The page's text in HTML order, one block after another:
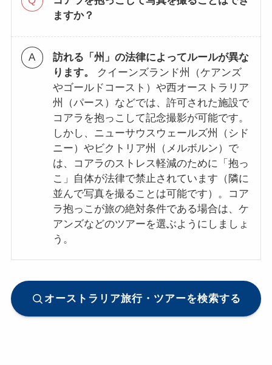
ますか？
訪れる「州」の法律によってルールが異な
ります。
クイーンズランド州（ケアンズ
やゴールドコースト）や西オーストラリア
州（パース）などでは、許可された施設で
コアラを抱っこして記念撮影が可能です。
しかし、ニューサウスウェールズ州（シド
ニー）やビクトリア州（メルボルン）で
は、コアラのストレス軽減のために「抱っ
こ」自体が法律で禁止されています（隣に
並んで写真を撮ることは可能です）。コア
ラ抱っこが旅の絶対条件である場合は、ケ
アンズなどのツアーを選ぶようにしましょ
う。
オーストラリア旅行・ツアーを検索する